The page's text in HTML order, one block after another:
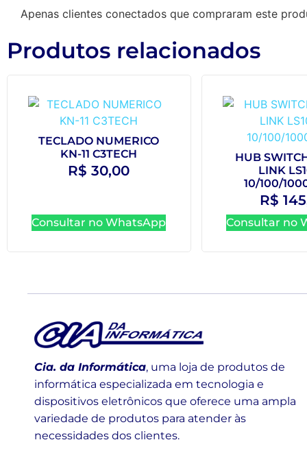
Apenas clientes conectados que compraram este
Produtos relacionados
TECLADO NUMERICO
KN-11 C3TECH
R$ 30,00
Consultar no WhatsApp
HUB
LINK
10/100/
R$
Consultar no
Cia. da Informática, uma loja de produtos de
informática especializada em tecnologia e
dispositivos eletrônicos que oferece uma ampla
variedade de produtos para atender às
necessidades dos clientes.